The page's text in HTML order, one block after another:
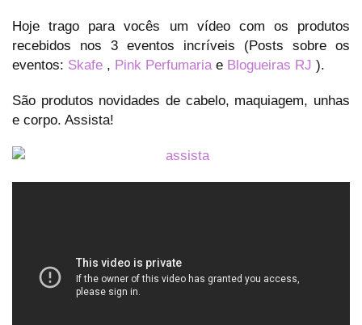
Hoje trago para vocês um vídeo com os produtos
recebidos nos 3 eventos incríveis (Posts sobre os
eventos: Skafe , Pink Perfumariae Blogueiras RJ ).
São produtos novidades de cabelo, maquiagem, unhas
e corpo. Assista!